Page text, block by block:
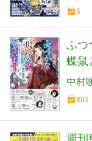
5
ふつ
蝶鼠
中村
801
週刊